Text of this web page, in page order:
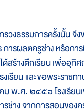
ธรรมการครั้งนั้น จึง
การผลิตครูช่าง หรือก
ด้สร้างตึกเรียน เพื่ออุทิ
รียน และขอพระราชทา
พ.ศ. ๒๔๕๖ โรงเรียนเ
ช่าง จากการสอนของ